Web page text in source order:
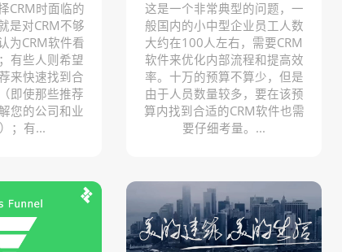
CRM时面临的
是对CRM不够
为CRM软件看
有些人则希望
来快速找到合
即使那些推荐
您的公司和业
；有...
这是一个非常典型的问题，一
般国内的小中型企业员工人数
大约在100人左右，需要CRM
软件来优化内部流程和提高效
率。十万的预算不算少，但是
由于人员数量较多，要在该预
算内找到合适的CRM软件也需
要仔细考量。...